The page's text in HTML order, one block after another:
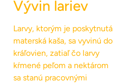
Vývin lariev
Larvy, ktorým je poskytnutá
materská kaša, sa vyvinú do
kráľovien, zatiaľ čo larvy
kŕmené peľom a nektárom
sa stanú pracovnými